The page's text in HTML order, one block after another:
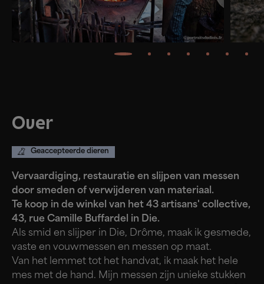
Over
Geaccepteerde dieren
Vervaardiging, restauratie en slijpen van messen
door smeden of verwijderen van materiaal.
Te koop in de winkel van het 43 artisans' collective,
43, rue Camille Buffardel in Die.
Als smid en slijper in Die, Drôme, maak ik gesmede,
vaste en vouwmessen en messen op maat.
Van het lemmet tot het handvat, ik maak het hele
mes met de hand. Mijn messen zijn unieke stukken